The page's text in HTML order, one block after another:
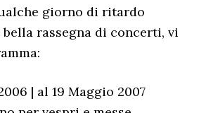
giorno di ritardo
rassegna di concerti, vi
| al 19 Maggio 2007